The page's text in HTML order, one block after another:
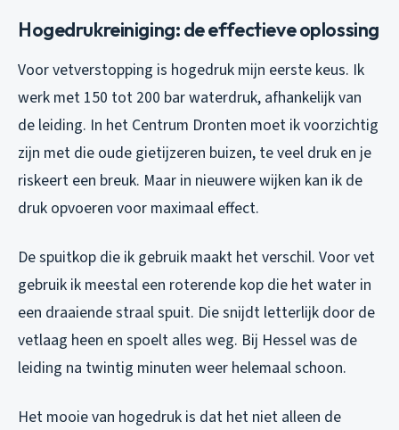
Hogedrukreiniging: de effectieve oplossing
Voor vetverstopping is hogedruk mijn eerste keus. Ik
werk met 150 tot 200 bar waterdruk, afhankelijk van
de leiding. In het Centrum Dronten moet ik voorzichtig
zijn met die oude gietijzeren buizen, te veel druk en je
riskeert een breuk. Maar in nieuwere wijken kan ik de
druk opvoeren voor maximaal effect.
De spuitkop die ik gebruik maakt het verschil. Voor vet
gebruik ik meestal een roterende kop die het water in
een draaiende straal spuit. Die snijdt letterlijk door de
vetlaag heen en spoelt alles weg. Bij Hessel was de
leiding na twintig minuten weer helemaal schoon.
Het mooie van hogedruk is dat het niet alleen de